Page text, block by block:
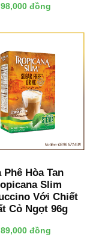
98,000 đồng
Phê Hòa Tan
Slim
Với Chiết
Cỏ Ngọt 96g
89,000 đồng